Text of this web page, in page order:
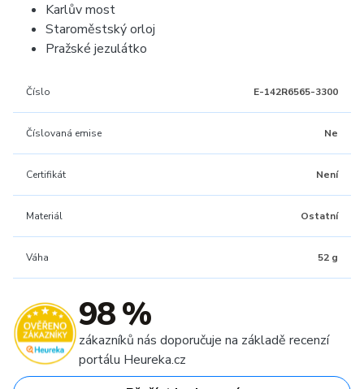
Karlův most
Staroměstský orloj
Pražské jezulátko
Číslo E-142R6565-3300
Číslovaná emise Ne
Certifikát Není
Materiál Ostatní
Váha 52 g
98 %
zákazníků nás doporučuje na základě recenzí
portálu Heureka.cz